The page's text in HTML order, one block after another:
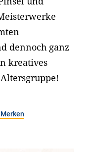
dennoch ganz
kreatives
Merken